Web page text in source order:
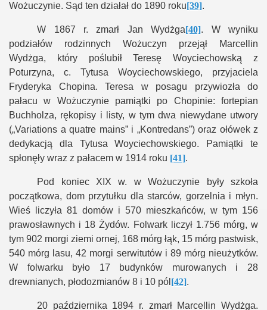
Wożuczynie. Sąd ten działał do 1890 roku[39].
W 1867 r. zmarł Jan Wydżga[40]. W wyniku
podziałów rodzinnych Wożuczyn przejął Marcellin
Wydżga, który poślubił Teresę Woyciechowską z
Poturzyna, c. Tytusa Woyciechowskiego, przyjaciela
Fryderyka Chopina. Teresa w posagu przywiozła do
pałacu w Wożuczynie pamiątki po Chopinie: fortepian
Buchholza, rękopisy i listy, w tym dwa niewydane utwory
(„Variations a quatre mains” i „Kontredans”) oraz ołówek z
dedykacją dla Tytusa Woyciechowskiego. Pamiątki te
spłonęły wraz z pałacem w 1914 roku [41].
Pod koniec XIX w. w Wożuczynie były szkoła
początkowa, dom przytułku dla starców, gorzelnia i młyn.
Wieś liczyła 81 domów i 570 mieszkańców, w tym 156
prawosławnych i 18 Żydów. Folwark liczył 1.756 mórg, w
tym 902 morgi ziemi ornej, 168 mórg łąk, 15 mórg pastwisk,
540 mórg lasu, 42 morgi serwitutów i 89 mórg nieużytków.
W folwarku było 17 budynków murowanych i 28
drewnianych, płodozmianów 8 i 10 pól [42].
20 października 1894 r. zmarł Marcellin Wydżga.